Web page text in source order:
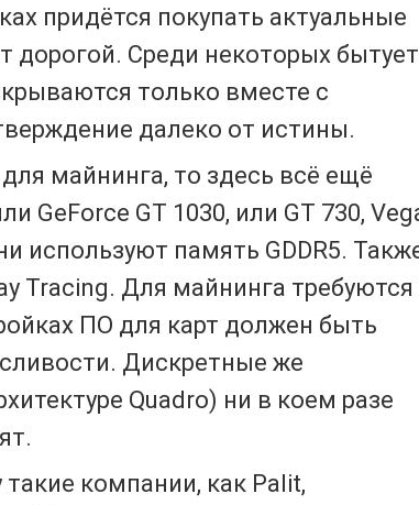
придётся покупать актуальные
дорогой. Среди некоторых бытует
только вместе с
далеко от истины.
майнинга, то здесь всё ещё
GeForce GT 1030, или GT 730,
используют память GDDR5.
Tracing. Для майнинга требуются
ПО для карт должен быть
Дискретные же
Quadro) ни в коем разе
такие компании, как Palit,